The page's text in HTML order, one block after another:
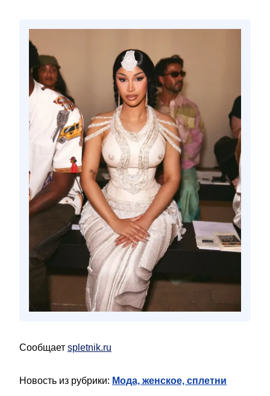
Сообщает spletnik.ru
Новость из рубрики: Мода, женское, сплетни